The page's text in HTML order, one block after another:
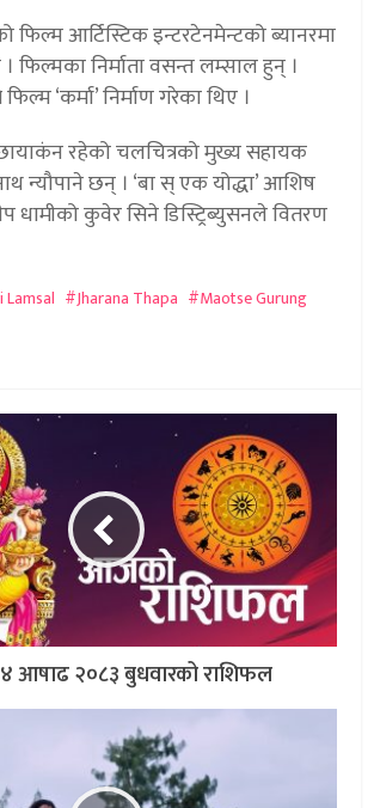
आर्टिस्टिक इन्टरटेनमेन्टको ब्यानरमा
। फिल्मका निर्माता वसन्त लम्साल हुन् ।
‘कर्मा’ निर्माण गरेका थिए ।
छायाकंन रहेको चलचित्रको मुख्य सहायक
न्यौपाने छन् । ‘बा स् एक योद्धा’ आशिष
धामीको कुवेर सिने डिस्ट्रिब्युसनले वितरण
Lamsal Jharana Thapa
Maotse Gurung
२०८३ बुधवारको राशिफल